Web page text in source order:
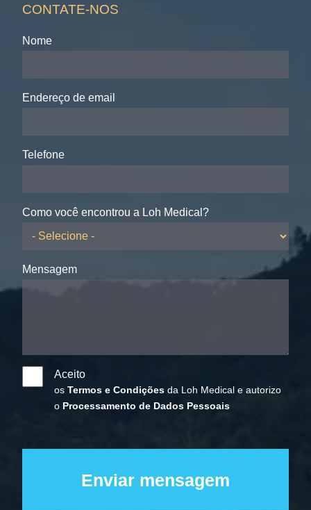
CONTATE-NOS
Nome
Endereço de email
Telefone
Como você encontrou a Loh Medical?
Mensagem
Aceito
osTermos e Condições da Loh Medical e autorizo
o Processamento de Dados Pessoais